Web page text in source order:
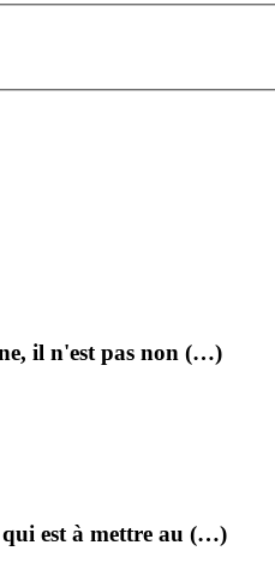
il n'est pas non (…)
qui est à mettre au (…)